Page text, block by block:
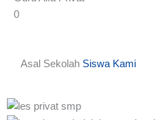
0
Asal Sekolah Siswa Kami